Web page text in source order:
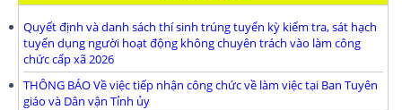
Quyết định và danh sách thí sinh trúng tuyển kỳ kiểm tra, sát hạch
tuyển dụng người hoạt động không chuyên trách vào làm công
chức cấp xã 2026
THÔNG BÁO Về việc tiếp nhận công chức về làm việc tại Ban Tuyên
giáo và Dân vận Tỉnh ủy